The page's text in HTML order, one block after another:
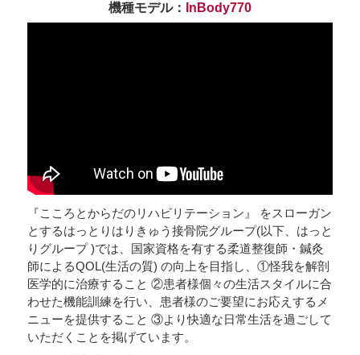
機種モデル： InBody770
『こころとからだのリハビリテーション』 をスローガン
とするはっとりはりきゅう接骨院グループ(以下、はっと
りグループ )では、国家資格を有する柔道整復師・鍼灸
師によるQOL(生活の質) の向上を目指し、①怪我を解剖
医学的に治療すること ②患者様個々の生活スタイルに合
わせた機能訓練を行い、患者様のご要望にお応えするメ
ニューを提供すること ③より快適な日常生活を過ごして
いただくことを掲げています。